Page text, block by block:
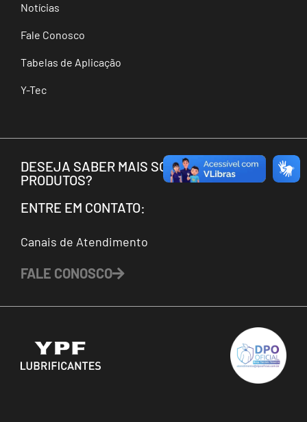
Notícias
Fale Conosco
Tabelas de Aplicação
Y-Tec
DESEJA SABER MAIS SOBRE OS NOSSOS
PRODUTOS?
ENTRE EM CONTATO:
Canais de Atendimento
FALE CONOSCO